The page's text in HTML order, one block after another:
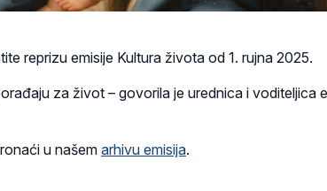
reprizu emisije Kultura života od 1. rujna 2025.
za život – govorila je urednica i voditeljica
u našemarhivu emisija.